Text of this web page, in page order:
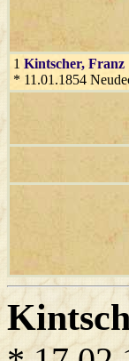
1 Kintscher, Franz
* 11.01.1854